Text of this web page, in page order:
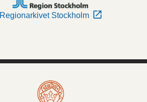
Regionarkivet Stockholm